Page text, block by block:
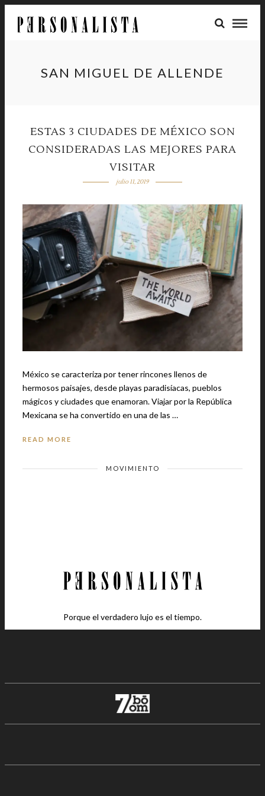
SAN MIGUEL DE ALLENDE
ESTAS 3 CIUDADES DE MÉXICO SON
CONSIDERADAS LAS MEJORES PARA
VISITAR
julio 11, 2019
México se caracteriza por tener rincones llenos de
hermosos paisajes, desde playas paradisíacas, pueblos
mágicos y ciudades que enamoran. Viajar por la República
Mexicana se ha convertido en una de las …
READ MORE
MOVIMIENTO
Porque el verdadero lujo es el tiempo.